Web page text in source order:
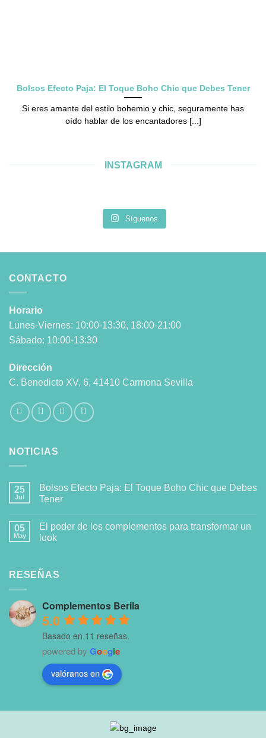
Bolsos Efecto Paja: El Toque Boho Chic que Debes Tener
Si eres amante del estilo bohemio y chic, seguramente has
oído hablar de los encantadores [...]
INSTAGRAM
Síguenos
CONTACTO
Horario
Lunes-Viernes: 10:00-13:30, 18:00-21:00
Sábado: 10:00-13:30
Dirección
C. Benedicto XV, 6, 41410 Carmona Sevilla
NOTICIAS
25
Jul
Bolsos Efecto Paja: El Toque Boho Chic que Debes
Tener
05
May
El poder de los complementos para transformar un
look
RESEÑAS
Complementos Berila
5.0
Basado en 11 reseñas.
powered by Google
valóranos en